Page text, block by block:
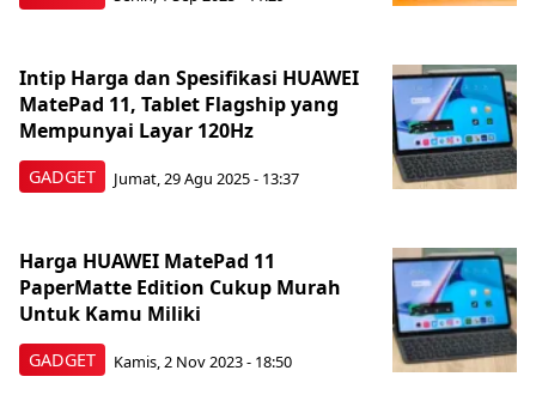
GADGET
Intip Harga dan Spesifikasi HUAWEI
MatePad 11, Tablet Flagship yang
Mempunyai Layar 120Hz
Jumat, 29 Agu 2025 - 13:37
GADGET
Harga HUAWEI MatePad 11
PaperMatte Edition Cukup Murah
Untuk Kamu Miliki
Kamis, 2 Nov 2023 - 18:50